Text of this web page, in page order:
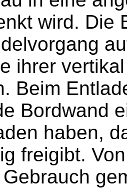
wird. Die
ihrer
Beim
Bordwand
haben,
freigibt.